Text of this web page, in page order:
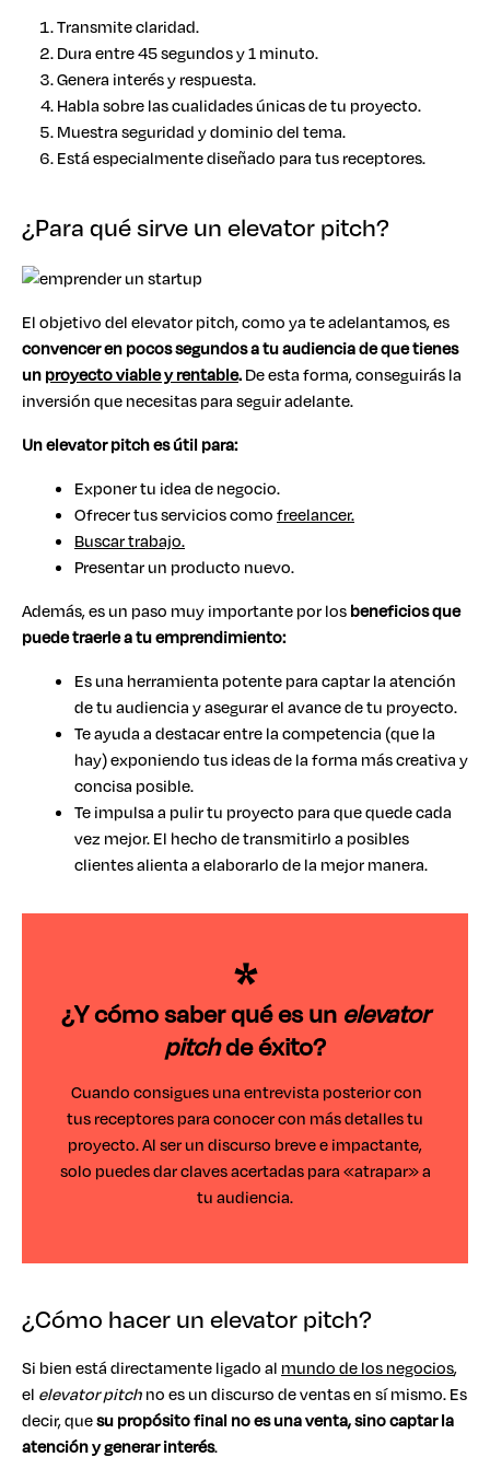
Transmite claridad.
Dura entre 45 segundos y 1 minuto.
Genera interés y respuesta.
Habla sobre las cualidades únicas de tu proyecto.
Muestra seguridad y dominio del tema.
Está especialmente diseñado para tus receptores.
¿Para qué sirve un elevator pitch?
El objetivo del elevator pitch, como ya te adelantamos, es
convencer en pocos segundos a tu audiencia de que tienes
unproyecto viable y rentable.De esta forma, conseguirás la
inversión que necesitas para seguir adelante.
Un elevator pitch es útil para:
Exponer tu idea de negocio.
Ofrecer tus servicios comofreelancer.
Buscar trabajo.
Presentar un producto nuevo.
Además, es un paso muy importante por losbeneficios que
puede traerle a tu emprendimiento:
Es una herramienta potente para captar la atención
de tu audiencia y asegurar el avance de tu proyecto.
Te ayuda a destacar entre la competencia (que la
hay) exponiendo tus ideas de la forma más creativa y
concisa posible.
Te impulsa a pulir tu proyecto para que quede cada
vez mejor. El hecho de transmitirlo a posibles
clientes alienta a elaborarlo de la mejor manera.
¿Y cómo saber qué es un elevator
pitchde éxito?
Cuando consigues una entrevista posterior con
tus receptores para conocer con más detalles tu
proyecto. Al ser un discurso breve e impactante,
solo puedes dar claves acertadas para «atrapar» a
tu audiencia.
¿Cómo hacer un elevator pitch?
Si bien está directamente ligado al mundo de los negocios,
el elevator pitchno es un discurso de ventas en sí mismo. Es
decir, quesu propósito final no es una venta, sinocaptar la
atención y generar interés.